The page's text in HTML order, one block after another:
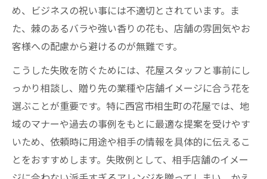
め、ビジネスの祝い事には不適切とされています。ま
た、棘のあるバラや強い香りの花も、店舗の雰囲気やお
客様への配慮から避けるのが無難です。
こうした失敗を防ぐためには、花屋スタッフと事前にし
っかり相談し、贈り先の業種や店舗イメージに合う花を
選ぶことが重要です。特に西宮市相生町の花屋では、地
域のマナーや過去の事例をもとに最適な提案を受けやす
いため、依頼時に用途や相手の情報を具体的に伝えるこ
とをおすすめします。失敗例として、相手店舗のイメー